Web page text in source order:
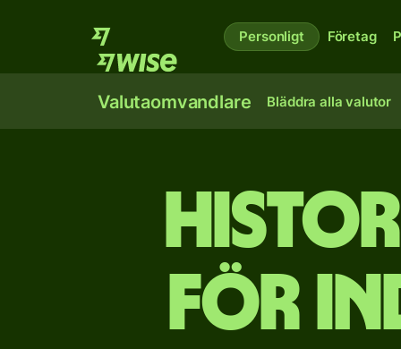
Personligt Företag
Valutaomvandlare Bläddra alla valutor
för